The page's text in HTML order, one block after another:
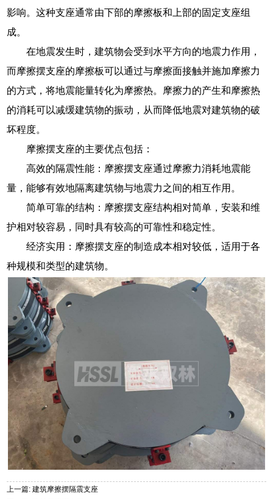
影响。这种支座通常由下部的摩擦板和上部的固定支座组
成。
在地震发生时，建筑物会受到水平方向的地震力作用，
而摩擦摆支座的摩擦板可以通过与摩擦面接触并施加摩擦力
的方式，将地震能量转化为摩擦热。摩擦力的产生和摩擦热
的消耗可以减缓建筑物的振动，从而降低地震对建筑物的破
坏程度。
摩擦摆支座的主要优点包括：
高效的隔震性能：摩擦摆支座通过摩擦力消耗地震能
量，能够有效地隔离建筑物与地震力之间的相互作用。
简单可靠的结构：摩擦摆支座结构相对简单，安装和维
护相对较容易，同时具有较高的可靠性和稳定性。
经济实用：摩擦摆支座的制造成本相对较低，适用于各
种规模和类型的建筑物。
上一篇: 建筑摩擦摆隔震支座